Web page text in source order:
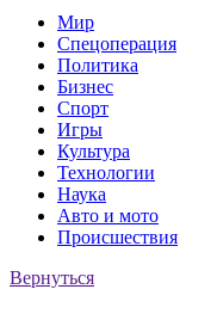
Мир
Спецоперация
Политика
Бизнес
Спорт
Игры
Культура
Технологии
Наука
Авто и мото
Происшествия
Вернуться